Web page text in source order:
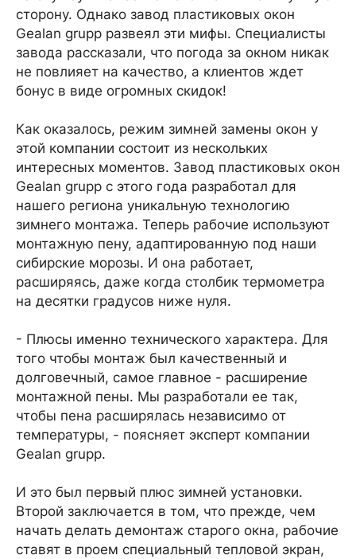
сторону. Однако завод пластиковых окон
Gealan grupp развеял эти мифы. Специалисты
завода рассказали, что погода за окном никак
не повлияет на качество, а клиентов ждет
бонус в виде огромных скидок!
Как оказалось, режим зимней замены окон у
этой компании состоит из нескольких
интересных моментов. Завод пластиковых окон
Gealan grupp с этого года разработал для
нашего региона уникальную технологию
зимнего монтажа. Теперь рабочие используют
монтажную пену, адаптированную под наши
сибирские морозы. И она работает,
расширяясь, даже когда столбик термометра
на десятки градусов ниже нуля.
- Плюсы именно технического характера. Для
того чтобы монтаж был качественный и
долговечный, самое главное - расширение
монтажной пены. Мы разработали ее так,
чтобы пена расширялась независимо от
температуры, - поясняет эксперт компании
Gealan grupp.
И это был первый плюс зимней установки.
Второй заключается в том, что прежде, чем
начать делать демонтаж старого окна, рабочие
ставят в проем специальный тепловой экран,